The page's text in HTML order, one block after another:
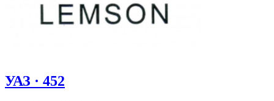
УАЗ · 452